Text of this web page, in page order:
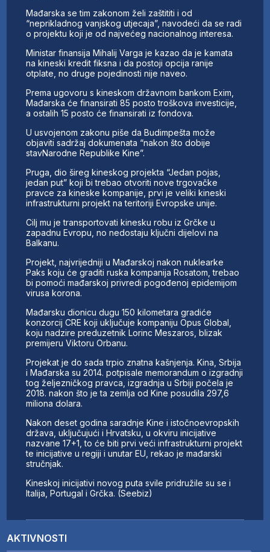
AKTIVNOSTI
Mađarska se tim zakonom želi zaštititi i od
“neprikladnog vanjskog utjecaja”, navodeći da se radi
o projektu koji je od najvećeg nacionalnog interesa.
Ministar finansija Mihalij Varga je kazao da je kamata
na kineski kredit fiksna i da postoji opcija ranije
otplate, no druge pojedinosti nije naveo.
Prema ugovoru s kineskom državnom bankom Exim,
Mađarska će finansirati 85 posto troškova investicije,
a ostalih 15 posto će finansirati iz fondova.
U usvojenom zakonu piše da Budimpešta može
objaviti sadržaj dokumenata “nakon što dobije
stavNarodne Republike Kine”.
Pruga, dio šireg kineskog projekta “Jedan pojas,
jedan put” koji bi trebao otvoriti nove trgovačke
pravce za kineske kompanije, prvi je veliki kineski
infrastrukturni projekt na teritoriji Evropske unije.
Cilj mu je transportovati kinesku robu iz Grčke u
zapadnu Evropu, no nedostaju ključni dijelovi na
Balkanu.
Projekt, najvrijedniji u Mađarskoj nakon nuklearke
Paks koju će graditi ruska kompanija Rosatom, trebao
bi pomoći mađarskoj privredi pogođenoj epidemijom
virusa korona.
Mađarsku dionicu dugu 150 kilometara gradiće
konzorcij CRE koji uključuje kompaniju Opus Global,
koju nadzire preduzetnik Lorinc Meszaros, blizak
premijeru Viktoru Orbanu.
Projekat je do sada trpio znatna kašnjenja. Kina, Srbija
i Mađarska su 2014. potpisale memorandum o izgradnji
tog željezničkog pravca, izgradnja u Srbiji počela je
2018. nakon što je ta zemlja od Kine posudila 297,6
miliona dolara.
Nakon deset godina saradnje Kine i istočnoevropskih
država, uključujući i Hrvatsku, u okviru inicijative
nazvane 17+1, to će biti prvi veći infrastrukturni projekt
te inicijative u regiji i unutar EU, rekao je mađarski
stručnjak.
Kineskoj inicijativi novog puta svile pridružile su se i
Italija, Portugal i Grčka. (Seebiz)